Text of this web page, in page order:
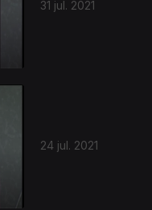
31 jul. 2021
24 jul. 2021